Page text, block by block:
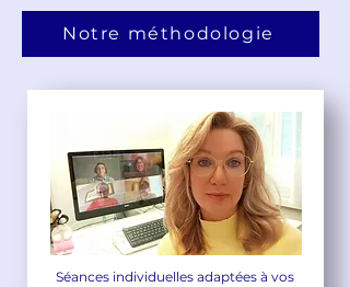
Notre méthodologie
Séances individuelles adaptées à vos